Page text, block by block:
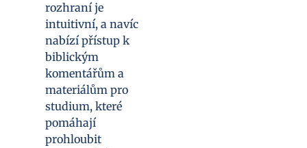
rozhraní je
intuitivní, a navíc
nabízí přístup k
biblickým
komentářům a
materiálům pro
studium, které
pomáhají
prohloubit